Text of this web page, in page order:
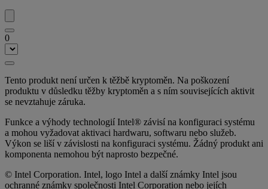
0
Tento produkt není určen k těžbě kryptoměn. Na poškození
produktu v důsledku těžby kryptoměn a s ním souvisejících aktivit
se nevztahuje záruka.
Funkce a výhody technologií Intel® závisí na konfiguraci systému
a mohou vyžadovat aktivaci hardwaru, softwaru nebo služeb.
Výkon se liší v závislosti na konfiguraci systému. Žádný produkt ani
komponenta nemohou být naprosto bezpečné.
© Intel Corporation. Intel, logo Intel a další známky Intel jsou
ochranné známky společnosti Intel Corporation nebo jejích